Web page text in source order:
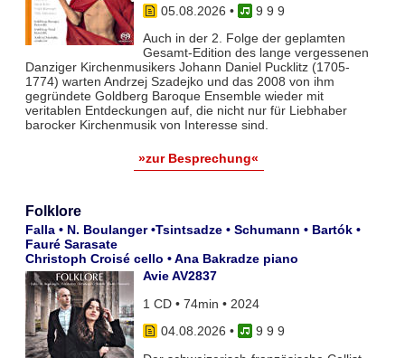
05.08.2026 •
9 9 9
Auch in der 2. Folge der geplamten
Gesamt-Edition des lange vergessenen
Danziger Kirchenmusikers Johann Daniel Pucklitz (1705-
1774) warten Andrzej Szadejko und das 2008 von ihm
gegründete Goldberg Baroque Ensemble wieder mit
veritablen Entdeckungen auf, die nicht nur für Liebhaber
barocker Kirchenmusik von Interesse sind.
»zur Besprechung«
Folklore
Falla • N. Boulanger •Tsintsadze • Schumann • Bartók •
Fauré Sarasate
Christoph Croisé cello • Ana Bakradze piano
Avie AV2837
1 CD • 74min • 2024
04.08.2026 •
9 9 9